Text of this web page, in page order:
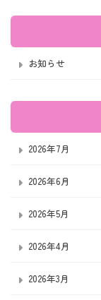
お知らせ
2026年7月
2026年6月
2026年5月
2026年4月
2026年3月